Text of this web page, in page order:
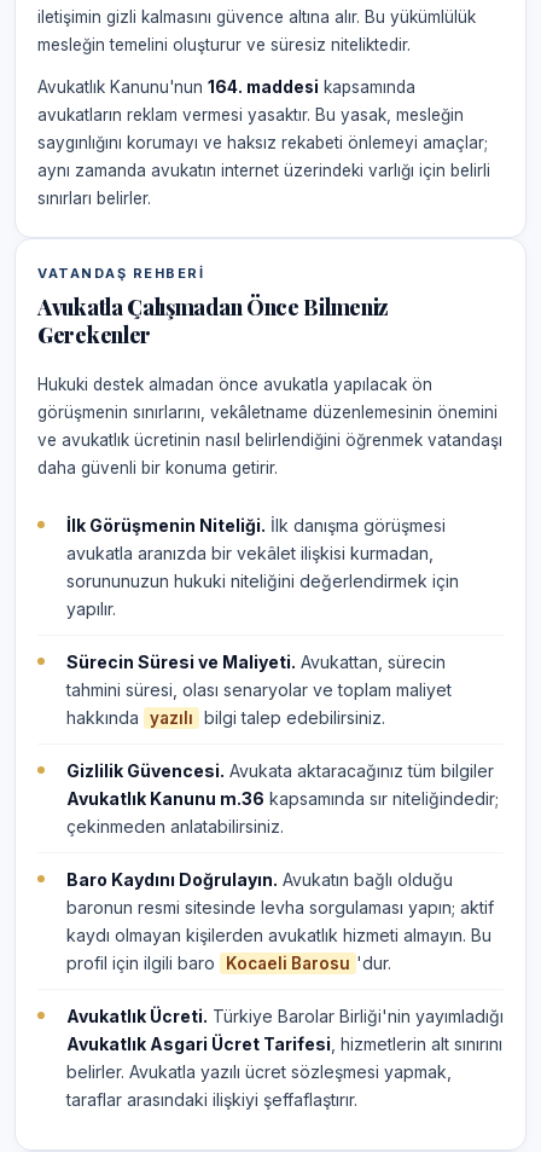
iletişimin gizli kalmasını güvence altına alır. Bu yükümlülük
mesleğin temelini oluşturur ve süresiz niteliktedir.
Avukatlık Kanunu'nun 164. maddesi kapsamında
avukatların reklam vermesi yasaktır. Bu yasak, mesleğin
saygınlığını korumayı ve haksız rekabeti önlemeyi amaçlar;
aynı zamanda avukatın internet üzerindeki varlığı için belirli
sınırları belirler.
VATANDAŞ REHBERI
Avukatla Çalışmadan Önce Bilmeniz
Gerekenler
Hukuki destek almadan önce avukatla yapılacak ön
görüşmenin sınırlarını, vekâletname düzenlemesinin önemini
ve avukatlık ücretinin nasıl belirlendiğini öğrenmek vatandaşı
daha güvenli bir konuma getirir.
İlk Görüşmenin Niteliği. İlk danışma görüşmesi
avukatla aranızda bir vekâlet ilişkisi kurmadan,
sorununuzun hukuki niteliğini değerlendirmek için
yapılır.
Sürecin Süresi ve Maliyeti. Avukattan, sürecin
tahmini süresi, olası senaryolar ve toplam maliyet
hakkında
yazılı bilgi talep edebilirsiniz.
Gizlilik Güvencesi. Avukata aktaracağınız tüm bilgiler
Avukatlık Kanunu m.36 kapsamında sır niteliğindedir;
çekinmeden anlatabilirsiniz.
Baro Kaydını Doğrulayın. Avukatın bağlı olduğu
baronun resmi sitesinde levha sorgulaması yapın; aktif
kaydı olmayan kişilerden avukatlık hizmeti almayın. Bu
profil için ilgili baro
Kocaeli Barosu 'dur.
Avukatlık Ücreti. Türkiye Barolar Birliği'nin yayımladığı
Avukatlık Asgari Ücret Tarifesi , hizmetlerin alt sınırını
belirler. Avukatla yazılı ücret sözleşmesi yapmak,
taraflar arasındaki ilişkiyi şeffaflaştırır.